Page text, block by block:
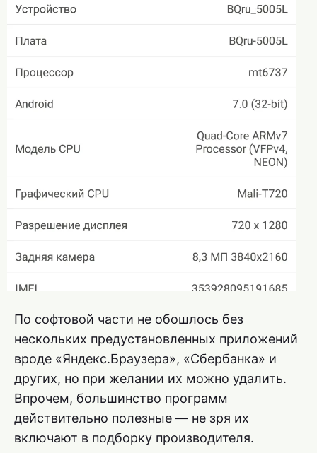
По софтовой части не обошлось без
нескольких предустановленных приложений
вроде «Яндекс.Браузера», «Сбербанка» и
других, но при желании их можно удалить.
Впрочем, большинство программ
действительно полезные — не зря их
включают в подборку производителя.